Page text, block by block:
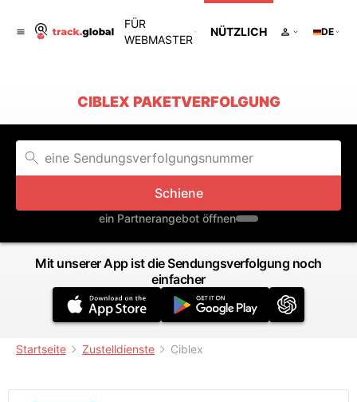
FÜR
WEBMASTER
NÜTZLICH DE
CIBLEX PAKETVERFOLGUNG
Schiene
ein Partnerangebot öffnen
Mit unserer App ist die Sendungsverfolgung noch
einfacher
Startseite Zustelldienste Ciblex